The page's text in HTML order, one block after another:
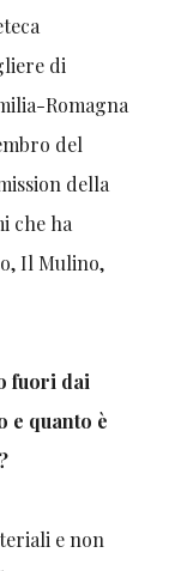
di
Romagna
del
della
che ha
Il Mulino,
fuori dai
e quanto è
e non